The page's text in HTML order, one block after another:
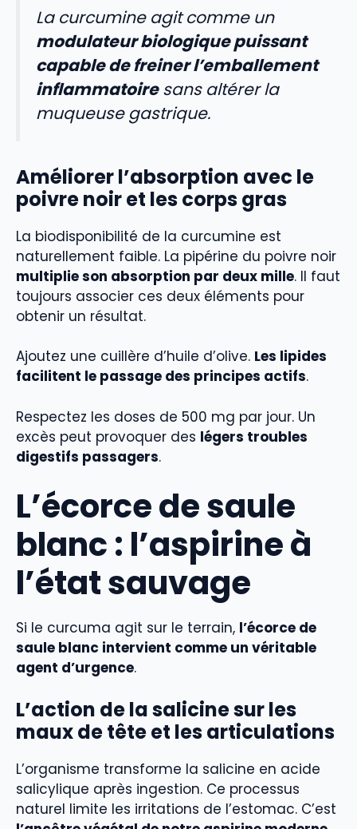
La curcumine agit comme un
modulateur biologique puissant
capable de freiner l’emballement
inflammatoiresans altérer la
muqueuse gastrique.
Améliorer l’absorption avec le
poivre noir et les corps gras
La biodisponibilité de la curcumine est
naturellement faible. La pipérine du poivre noir
multiplie son absorption par deux mille. Il faut
toujours associer ces deux éléments pour
obtenir un résultat.
Ajoutez une cuillère d’huile d’olive. Les lipides
facilitent le passage des principes actifs.
Respectez les doses de 500 mg par jour. Un
excès peut provoquer des légers troubles
digestifs passagers.
L’écorce de saule
blanc : l’aspirine à
l’état sauvage
Si le curcuma agit sur le terrain, l’écorce de
saule blanc intervient comme un véritable
agent d’urgence.
L’action de la salicine sur les
maux de tête et les articulations
L’organisme transforme la salicine en acide
salicylique après ingestion. Ce processus
naturel limite les irritations de l’estomac. C’est